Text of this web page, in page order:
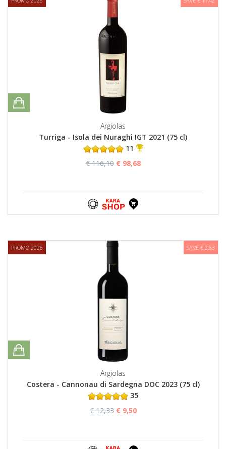
Argiolas
Turriga - Isola dei Nuraghi IGT 2021 (75 cl)
11
€ 116,10 € 98,68
PROMO 2026 SAVE € 2,83
Argiolas
Costera - Cannonau di Sardegna DOC 2023 (75 cl)
35
€ 12,33 € 9,50